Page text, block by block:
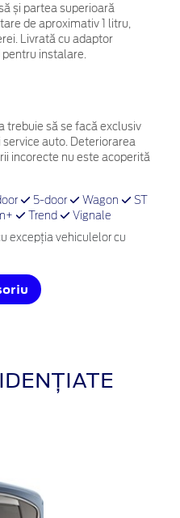
și partea superioară
de aproximativ 1 litru,
Livrată cu adaptor
instalare.
trebuie să se facă exclusiv
auto. Deteriorarea
incorecte nu este acoperită
5-door Wagon
ST
Trend Vignale
excepția vehiculelor cu